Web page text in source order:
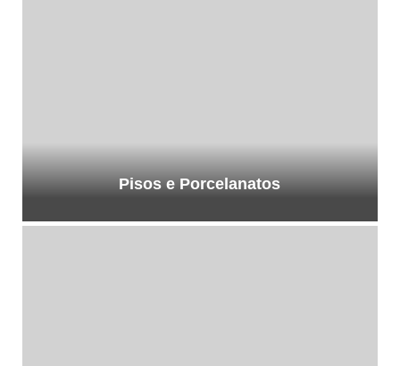
Pisos e Porcelanatos